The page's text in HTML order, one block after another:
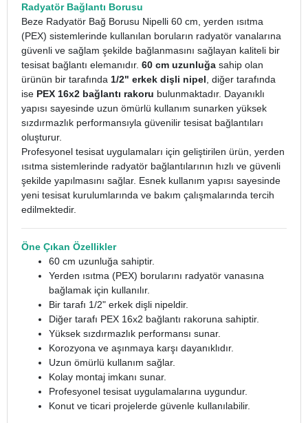
Radyatör Bağlantı Borusu
Beze Radyatör Bağ Borusu Nipelli 60 cm, yerden ısıtma
(PEX) sistemlerinde kullanılan boruların radyatör vanalarına
güvenli ve sağlam şekilde bağlanmasını sağlayan kaliteli bir
tesisat bağlantı elemanıdır. 60 cm uzunluğa sahip olan
ürünün bir tarafında 1/2" erkek dişli nipel , diğer tarafında
ise PEX 16x2 bağlantı rakoru bulunmaktadır. Dayanıklı
yapısı sayesinde uzun ömürlü kullanım sunarken yüksek
sızdırmazlık performansıyla güvenilir tesisat bağlantıları
oluşturur.
Profesyonel tesisat uygulamaları için geliştirilen ürün, yerden
ısıtma sistemlerinde radyatör bağlantılarının hızlı ve güvenli
şekilde yapılmasını sağlar. Esnek kullanım yapısı sayesinde
yeni tesisat kurulumlarında ve bakım çalışmalarında tercih
edilmektedir.
Öne Çıkan Özellikler
60 cm uzunluğa sahiptir.
Yerden ısıtma (PEX) borularını radyatör vanasına
bağlamak için kullanılır.
Bir tarafı 1/2" erkek dişli nipeldir.
Diğer tarafı PEX 16x2 bağlantı rakoruna sahiptir.
Yüksek sızdırmazlık performansı sunar.
Korozyona ve aşınmaya karşı dayanıklıdır.
Uzun ömürlü kullanım sağlar.
Kolay montaj imkanı sunar.
Profesyonel tesisat uygulamalarına uygundur.
Konut ve ticari projelerde güvenle kullanılabilir.